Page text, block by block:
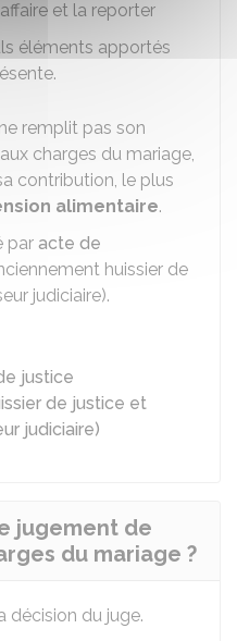
et la reporter
éléments apportés
remplit pas son
charges du mariage,
contribution, le plus
alimentaire.
par acte de
huissier de
judiciaire).
justice
de justice et
judiciaire)
jugement de
du mariage ?
décision du juge.